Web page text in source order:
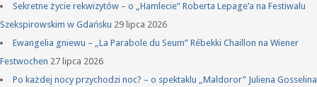
Sekretne życie rekwizytów – o „Hamlecie” Roberta Lepage’a na Festiwalu
Szekspirowskim w Gdańsku 29 lipca 2026
Ewangelia gniewu – „La Parabole du Seum” Rébekki Chaillon na Wiener
Festwochen 27 lipca 2026
Po każdej nocy przychodzi noc? – o spektaklu „Maldoror” Juliena Gosselina